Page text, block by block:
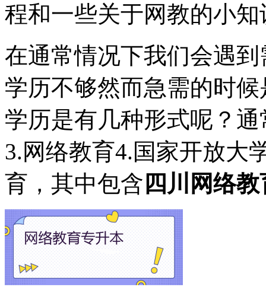
程和一些关于网教的小知
在通常情况下我们会遇
学历不够然而急需的时
学历是有几种形式呢？
3.网络教育4.国家开放大
育，其中包含 四川网络